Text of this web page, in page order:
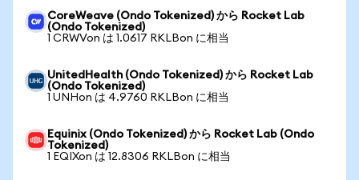
CoreWeave (Ondo Tokenized) から Rocket Lab
(Ondo Tokenized)
1 CRWVon は 1.0617 RKLBon に相当
UnitedHealth (Ondo Tokenized) から Rocket Lab
(Ondo Tokenized)
1 UNHon は 4.9760 RKLBon に相当
Equinix (Ondo Tokenized) から Rocket Lab (Ondo
Tokenized)
1 EQIXon は 12.8306 RKLBon に相当